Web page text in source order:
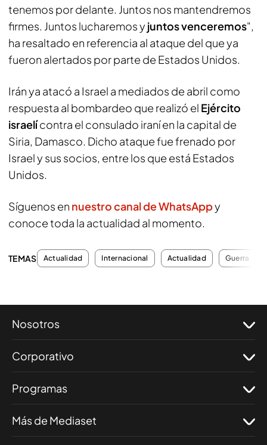
tenemos por delante. Juntos nos mantendremos
firmes. Juntos lucharemos y juntos venceremos",
ha resaltado en referencia al ataque del que ya
fueron alertados por parte de Estados Unidos.
Irán ya atacó a Israel a mediados de abril como
respuesta al bombardeo que realizó el Ejército
israelícontra el consulado iraní en la capital de
Siria, Damasco. Dicho ataque fue frenado por
Israel y sus socios, entre los que está Estados
Unidos.
Síguenos en nuestro canal de WhatsAppy
conoce toda la actualidad al momento.
TEMAS Actualidad Internacional Actualidad Guerra
Nosotros
Corporativo
Programas
Más de Mediaset